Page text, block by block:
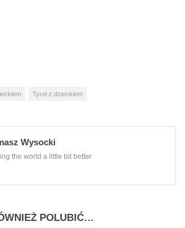
Tyrol z dzieckiem
Wysocki
the world a little bit better
POLUBIĆ…